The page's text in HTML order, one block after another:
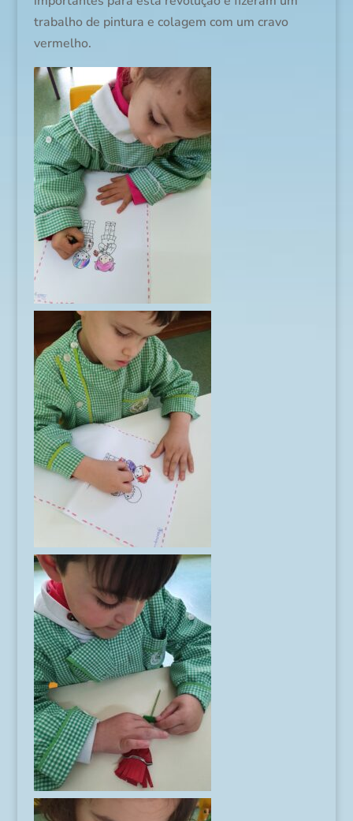
trabalho de pintura e colagem com um cravo
vermelho.